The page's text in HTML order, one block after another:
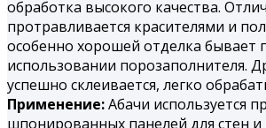
обработка высокого качества.
протравливается красителями и
особенно хорошей отделка бывает
использовании порозаполнителя.
успешно склеивается, легко
Применение:Абачи используется
шпонированных панелей для стен и